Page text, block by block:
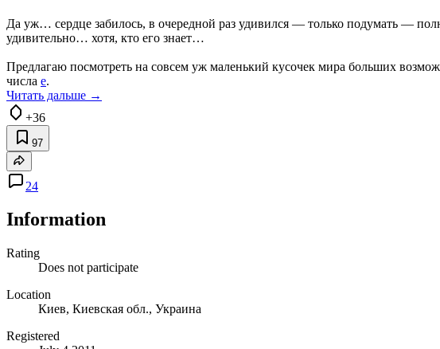
Да уж… сердце забилось, в очередной раз удивился — только подумать —
удивительно… хотя, кто его знает…
Предлагаю посмотреть на совсем уж маленький кусочек мира больших
числа e.
Читать дальше →
+36
97
24
Information
Rating
Does not participate
Location
Киев, Киевская обл., Украина
Registered